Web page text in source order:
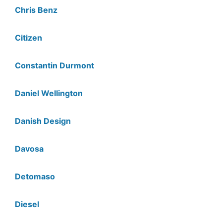
Chris Benz
Citizen
Constantin Durmont
Daniel Wellington
Danish Design
Davosa
Detomaso
Diesel